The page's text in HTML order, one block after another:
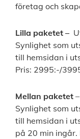
företag och
Lilla paketet –
Synlighet som
till hemsidan i
Pris: 2995:-/
Mellan paketet
Synlighet som
till hemsidan i
på 20 min